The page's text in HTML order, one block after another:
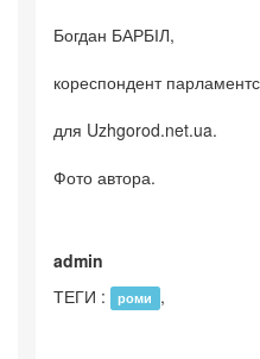
Богдан БАРБІЛ,
кореспондент
для Uzhgorod.net.ua.
Фото автора.
admin
ТЕГИ :
роми ,